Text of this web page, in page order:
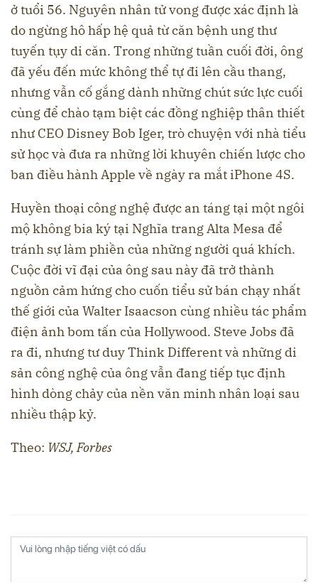
ở tuổi 56. Nguyên nhân tử vong được xác định là
do ngừng hô hấp hệ quả từ căn bệnh ung thư
tuyến tụy di căn. Trong những tuần cuối đời, ông
đã yếu đến mức không thể tự đi lên cầu thang,
nhưng vẫn cố gắng dành những chút sức lực cuối
cùng để chào tạm biệt các đồng nghiệp thân thiết
như CEO Disney Bob Iger, trò chuyện với nhà tiểu
sử học và đưa ra những lời khuyên chiến lược cho
ban điều hành Apple về ngày ra mắt iPhone 4S.
Huyền thoại công nghệ được an táng tại một ngôi
mộ không bia ký tại Nghĩa trang Alta Mesa để
tránh sự làm phiền của những người quá khích.
Cuộc đời vĩ đại của ông sau này đã trở thành
nguồn cảm hứng cho cuốn tiểu sử bán chạy nhất
thế giới của Walter Isaacson cùng nhiều tác phẩm
điện ảnh bom tấn của Hollywood. Steve Jobs đã
ra đi, nhưng tư duy Think Different và những di
sản công nghệ của ông vẫn đang tiếp tục định
hình dòng chảy của nền văn minh nhân loại sau
nhiều thập kỷ.
Theo: WSJ, Forbes